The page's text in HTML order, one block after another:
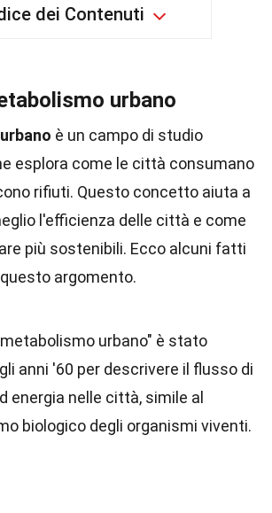
dei Contenuti
urbano
è un campo di studio
esplora come le città consumano
rifiuti. Questo concetto aiuta a
l'efficienza delle città e come
più sostenibili. Ecco alcuni fatti
argomento.
urbano" è stato
anni '60 per descrivere il flusso di
energia nelle città, simile al
biologico degli organismi viventi.